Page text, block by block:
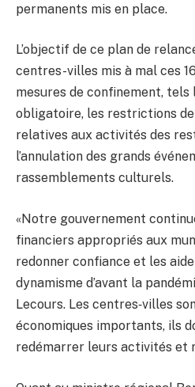
permanents mis en place.
L’objectif de ce plan de
centres-villes mis à mal ces
mesures de confinement,
obligatoire, les restrictions
relatives aux activités des
l’annulation des grands
rassemblements culturels.
«Notre gouvernement
financiers appropriés aux
redonner confiance et les
dynamisme d’avant la
Lecours. Les centres‑villes
économiques importants, ils
redémarrer leurs activités et